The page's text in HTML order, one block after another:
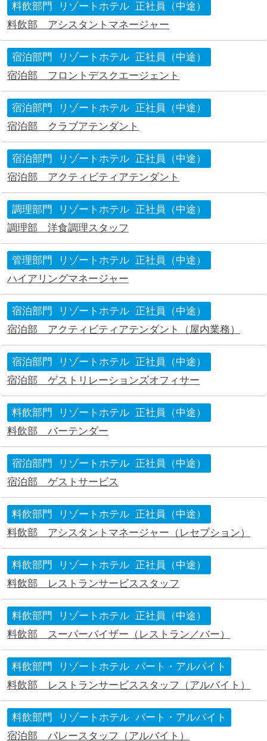
料飲部門 リゾートホテル
正社員（中途）
料飲部 アシスタントマネージャー
宿泊部門 リゾートホテル
正社員（中途）
宿泊部 フロントデスクエージェント
宿泊部門 リゾートホテル
正社員（中途）
宿泊部 クラブアテンダント
宿泊部門 リゾートホテル
正社員（中途）
宿泊部 アクティビティアテンダント
調理部門 リゾートホテル
正社員（中途）
調理部 洋食調理スタッフ
管理部門 リゾートホテル
正社員（中途）
ハイアリングマネージャー
宿泊部門 リゾートホテル
正社員（中途）
宿泊部 アクティビティアテンダント（屋内業務）
宿泊部門 リゾートホテル
正社員（中途）
宿泊部 ゲストリレーションズオフィサー
料飲部門 リゾートホテル
正社員（中途）
料飲部 バーテンダー
宿泊部門 リゾートホテル
正社員（中途）
宿泊部 ゲストサービス
料飲部門 リゾートホテル
正社員（中途）
料飲部 アシスタントマネージャー（レセプション）
料飲部門 リゾートホテル
正社員（中途）
料飲部 レストランサービススタッフ
料飲部門 リゾートホテル
正社員（中途）
料飲部 スーパーバイザー（レストラン／バー）
料飲部門 リゾートホテル パート・アルバイト
料飲部 レストランサービススタッフ（アルバイト）
料飲部門 リゾートホテル パート・アルバイト
宿泊部 バレースタッフ（アルバイト）